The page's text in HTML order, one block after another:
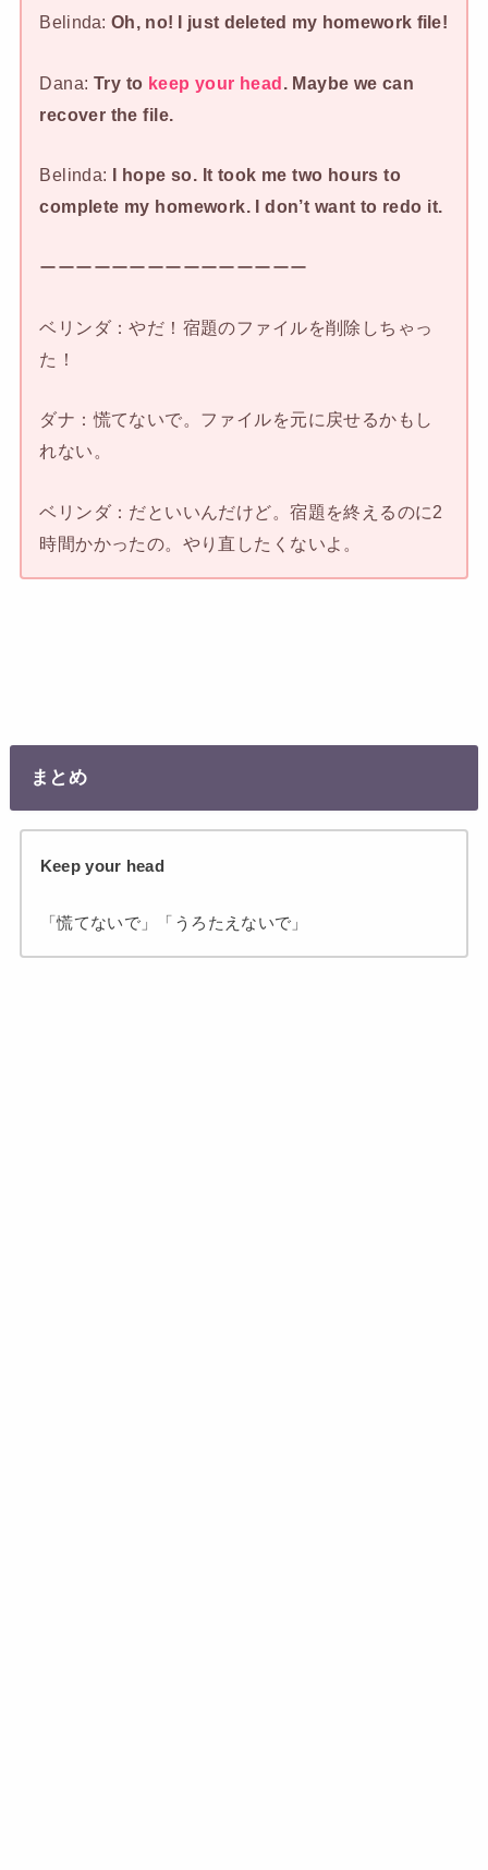
Belinda:Oh, no! I just deleted my homework file!
Dana: Try to keep your head. Maybe we can
recover the file.
Belinda:
I hope so. It took me two hours to
complete my homework. I don’t want to redo it.
ーーーーーーーーーーーーーーー
ベリンダ：やだ！宿題のファイルを削除しちゃっ
た！
ダナ：慌てないで。ファイルを元に戻せるかもし
れない。
ベリンダ：だといいんだけど。宿題を終えるのに2
時間かかったの。やり直したくないよ。
まとめ
Keep your head
「慌てないで」「うろたえないで」